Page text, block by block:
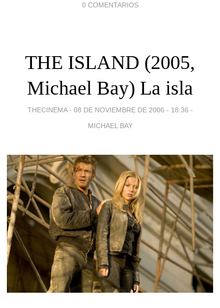
0 COMENTARIOS
THE ISLAND (2005,
Michael Bay) La isla
THECINEMA - 08 DE NOVIEMBRE DE 2006 - 18:36 -
MICHAEL BAY